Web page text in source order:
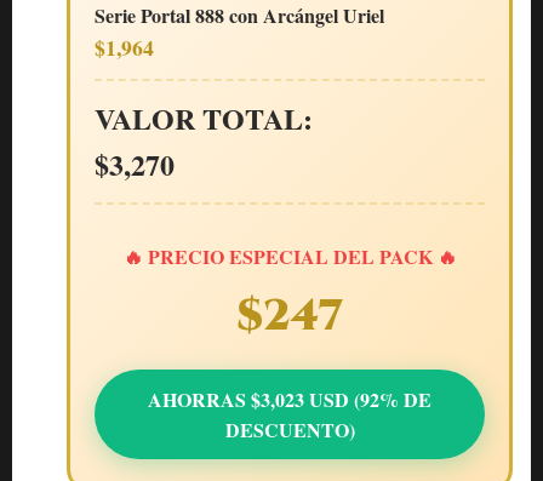
Serie Portal 888 con Arcángel Uriel
$1,964
VALOR TOTAL:
$3,270
🔥 PRECIO ESPECIAL DEL PACK 🔥
$247
AHORRAS $3,023 USD (92% DE
DESCUENTO)